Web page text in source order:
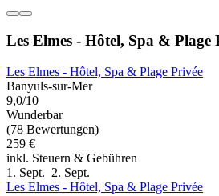
Les Elmes - Hôtel, Spa & Plage
Les Elmes - Hôtel, Spa & Plage Privée
Banyuls-sur-Mer
9,0/10
Wunderbar
(78 Bewertungen)
259 €
inkl. Steuern & Gebühren
1. Sept.–2. Sept.
Les Elmes - Hôtel, Spa & Plage Privée